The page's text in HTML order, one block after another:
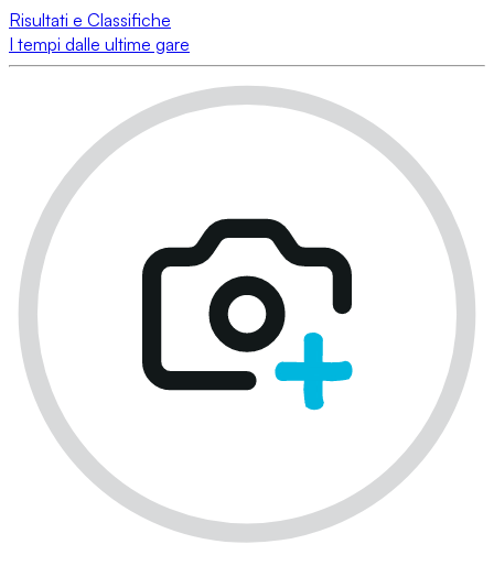
Risultati e Classifiche
I tempi dalle ultime gare